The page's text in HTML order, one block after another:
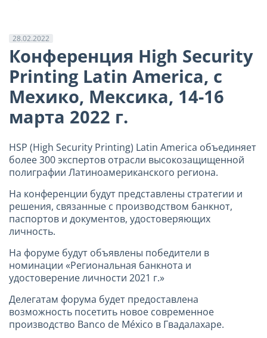
28.02.2022
Конференция High Security
Printing Latin America, c
Мехико, Мексика, 14-16
марта 2022 г.
HSP (High Security Printing) Latin America объединяет
более 300 экспертов отрасли высокозащищенной
полиграфии Латиноамериканского региона.
На конференции будут представлены стратегии и
решения, связанные с производством банкнот,
паспортов и документов, удостоверяющих
личность.
На форуме будут объявлены победители в
номинации «Региональная банкнота и
удостоверение личности 2021 г.»
Делегатам форума будет предоставлена
возможность посетить новое современное
производство Banco de México в Гвадалахаре.